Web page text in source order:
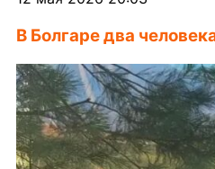
В Болгаре два